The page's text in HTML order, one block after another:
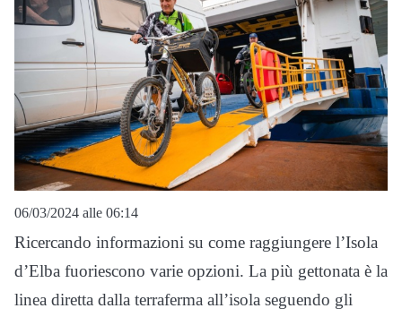
06/03/2024 alle 06:14
Ricercando informazioni su come raggiungere l’Isola
d’Elba fuoriescono varie opzioni. La più gettonata è la
linea diretta dalla terraferma all’isola seguendo gli